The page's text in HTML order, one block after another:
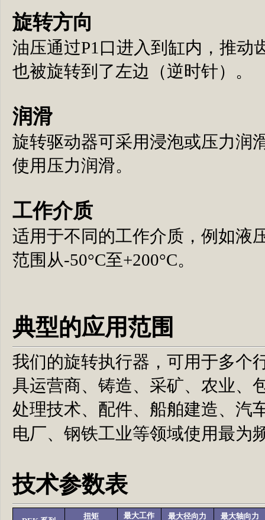
旋转方向
油压通过P1口进入到缸内，推动
也被旋转到了左边（逆时针）。
润滑
旋转驱动器可采用浸泡或压力润
使用压力润滑。
工作介质
适用于不同的工作介质，例如液
范围从-50°C至+200°C。
典型的应用范围
我们的旋转执行器，可用于多个
具运营商、铸造、采矿、农业、
处理技术、配件、船舶建造、汽
电厂、钢铁工业等领域使用最为
技术参数表
扭矩
最大工作
最大径向力
最大轴向力